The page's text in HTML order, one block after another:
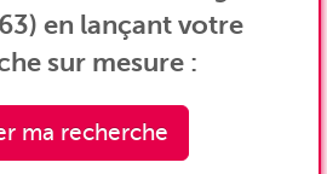
en lançant votre
sur mesure :
ma recherche